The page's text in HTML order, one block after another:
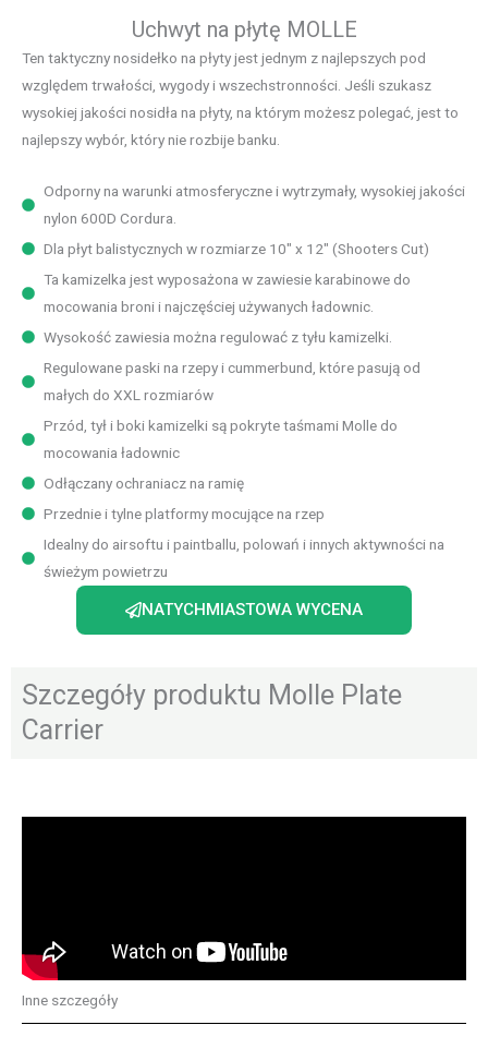
Uchwyt na płytę MOLLE
Ten taktyczny nosidełko na płyty jest jednym z najlepszych pod
względem trwałości, wygody i wszechstronności. Jeśli szukasz
wysokiej jakości nosidła na płyty, na którym możesz polegać, jest to
najlepszy wybór, który nie rozbije banku.
Odporny na warunki atmosferyczne i wytrzymały, wysokiej jakości
nylon 600D Cordura.
Dla płyt balistycznych w rozmiarze 10" x 12" (Shooters Cut)
Ta kamizelka jest wyposażona w zawiesie karabinowe do
mocowania broni i najczęściej używanych ładownic.
Wysokość zawiesia można regulować z tyłu kamizelki.
Regulowane paski na rzepy i cummerbund, które pasują od
małych do XXL rozmiarów
Przód, tył i boki kamizelki są pokryte taśmami Molle do
mocowania ładownic
Odłączany ochraniacz na ramię
Przednie i tylne platformy mocujące na rzep
Idealny do airsoftu i paintballu, polowań i innych aktywności na
świeżym powietrzu
NATYCHMIASTOWA WYCENA
Szczegóły produktu Molle Plate
Carrier
Inne szczegóły